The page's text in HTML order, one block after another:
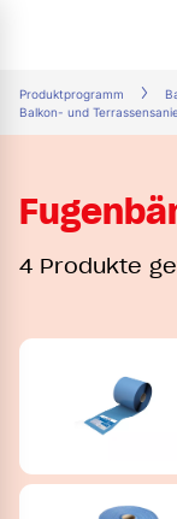
Produktprogramm
Balkon- und
4 Produkte